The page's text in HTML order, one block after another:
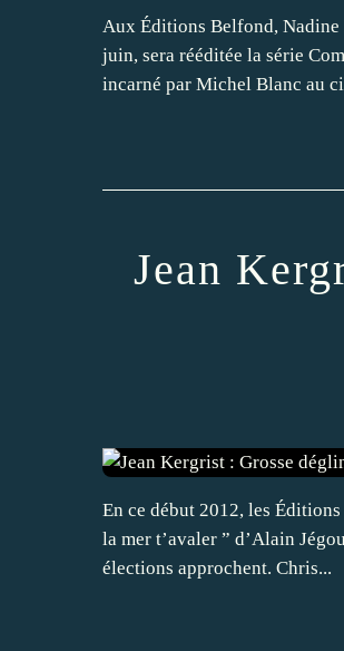
Aux Éditions Belfond, Nadine
juin, sera rééditée la série
incarné par Michel Blanc au
Jean
En ce début 2012, les
la mer t’avaler ” d’Alain
élections approchent. Chris...